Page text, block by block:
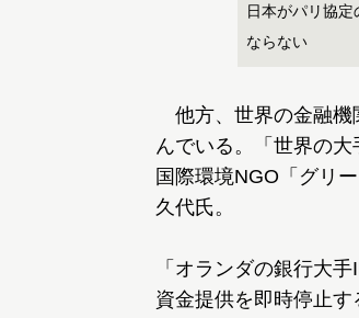
日本がパリ協
ならない
他方、世界の金融機
んでいる。「世界の
国際環境NGO「グリ
久代氏。
「オランダの銀行大
資金提供を即時停止